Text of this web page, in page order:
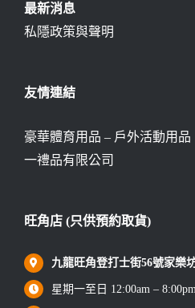
最新消息
私隱政策與聲明
友情連結
豪華體育用品 – 戶外活動用品
一禮品有限公司
旺角店 (只供預約取貨)
九龍旺角登打士街56號家樂
星期一至日 12:00am –